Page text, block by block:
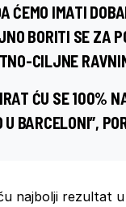
ĆEMO IMATI
BORITI SE ZA
CILJNE
ĆU SE 100%
U BARCELONI”,
najbolji rezultat